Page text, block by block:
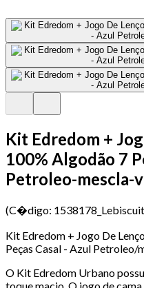
Kit Edredom +
100% Algodão 7
Petroleo-mescla-
(C�digo: 1538178_Lebiscuit
Kit Edredom + Jogo De
Peças Casal - Azul Petroleo/
O Kit Edredom Urbano